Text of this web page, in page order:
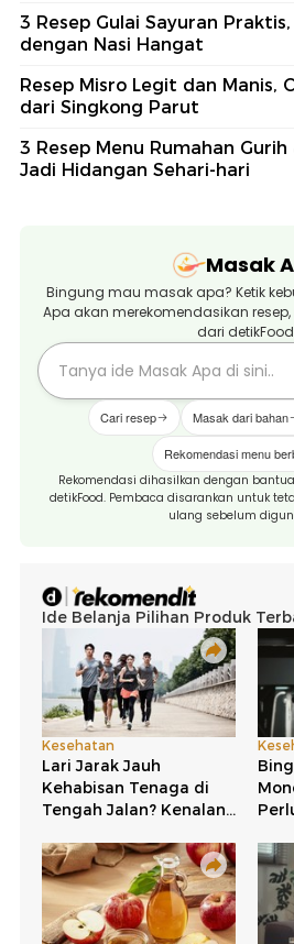
3 Resep Gulai Sayuran
dengan Nasi Hangat
Resep Misro Legit dan Manis,
dari Singkong Parut
3 Resep Menu Rumahan
Jadi Hidangan Sehari-hari
Masak
Bingung mau masak apa? Ketik
Apa akan merekomendasikan
dari
Cari resep Masak dari bahan
Rekomendasi menu
Rekomendasi dihasilkan dengan
detikFood. Pembaca disarankan untuk
ulang sebelum